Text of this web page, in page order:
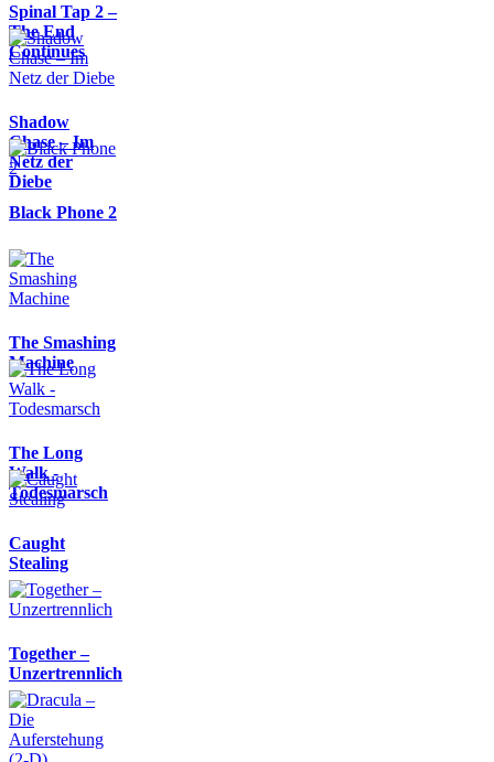
Spinal Tap 2 –
The End
Continues
Shadow
Chase – Im
Netz der
Diebe
Black Phone 2
The Smashing
Machine
The Long
Walk -
Todesmarsch
Caught
Stealing
Together –
Unzertrennlich